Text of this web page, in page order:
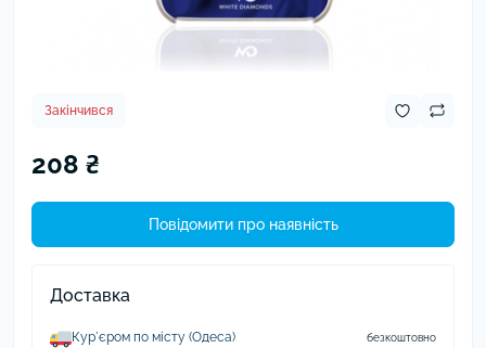
Закінчився
208 ₴
Повідомити про наявність
Доставка
Курʼєром по місту (Одеса) безкоштовно